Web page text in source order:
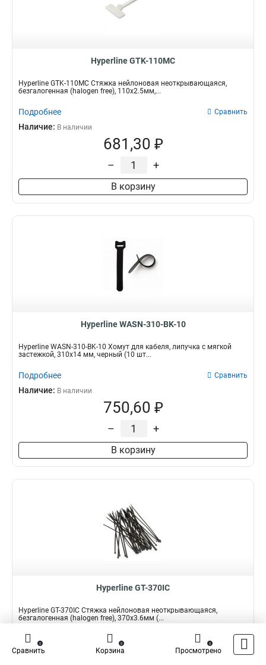
Hyperline GTK-110MC
Hyperline GTK-110MC Стяжка нейлоновая неоткрывающаяся,
безгалогенная (halogen free), 110x2.5мм,...
Подробнее Сравнить
Наличие: В наличии
681,30 ₽
– +
В корзину
Hyperline WASN-310-BK-10
Hyperline WASN-310-BK-10 Хомут для кабеля, липучка с мягкой
застежкой, 310x14 мм, черный (10 шт...
Подробнее Сравнить
Наличие: В наличии
750,60 ₽
– +
В корзину
Hyperline GT-370IC
Hyperline GT-370IC Стяжка нейлоновая неоткрывающаяся,
безгалогенная (halogen free), 370x3.6мм (...
Подробнее Сравнить
Наличие:
Сравнить
0
Корзина
0
Просмотрено
0